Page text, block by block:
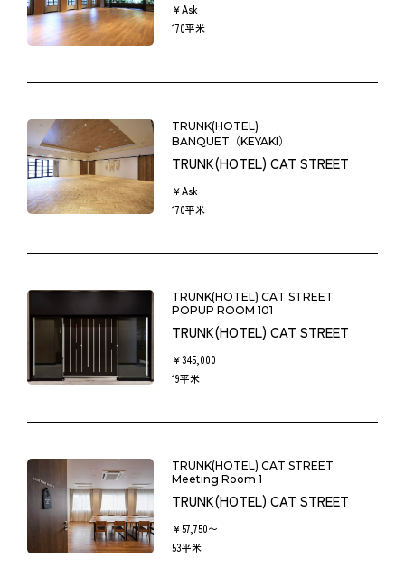
ていただき、当ホテルがご予約内容を確認・合意した時点に
おいてお客様と当ホテルとの契約が成立するものとします。
として合意後7日以内にクレジット決済または、銀行振込みに
金を確認できない場合は、お客様のご都合によるキャンセル
として、本規約４．に定めるキャンセル料を申し受けます。
２．宴会等時間と追加料金
追加料金を申し受けます。但し、次のご予約との関係で、宴
３．有料人数の確定
料理等をご用意する人数（以下「有料人数」といいます）
までにホテル担当スタッフにご連絡ください。それ以降は、
ました有料人数分の料金を申し受けます。
４．宴会等のキャンセル・日程変更
お客様のご都合により、ご契約いただきました宴会等をキャ
￥Ask
170平米
TRUNK(HOTEL)
BANQUET（KEYAKI）
TRUNK(HOTEL) CAT STREET
￥Ask
170平米
TRUNK(HOTEL) CAT STREET
POPUP ROOM 101
TRUNK(HOTEL) CAT STREET
￥345,000
19平米
TRUNK(HOTEL) CAT STREET
Meeting Room 1
TRUNK(HOTEL) CAT STREET
￥57,750〜
53平米